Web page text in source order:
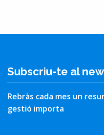
Subscriu-te al
Rebràs cada mes un
gestió importa